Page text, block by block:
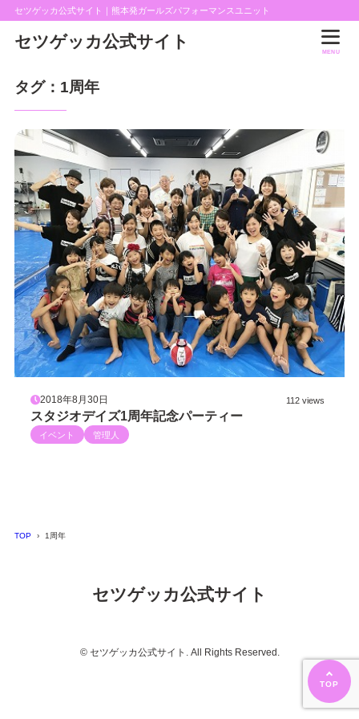
セツゲッカ公式サイト｜熊本発ガールズパフォーマンスユニット
セツゲッカ公式サイト
MENU
タグ：1周年
2018年8月30日 112 views
スタジオデイズ1周年記念パーティー
イベント 管理人
TOP 1周年
セツゲッカ公式サイト
© セツゲッカ公式サイト. All Rights Reserved.